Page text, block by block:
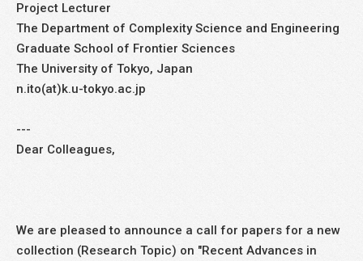
Project Lecturer
The Department of Complexity Science and Engineering
Graduate School of Frontier Sciences
The University of Tokyo, Japan
n.ito(at)k.u-tokyo.ac.jp
---
Dear Colleagues,
We are pleased to announce a call for papers for a new
collection (Research Topic) on "Recent Advances in